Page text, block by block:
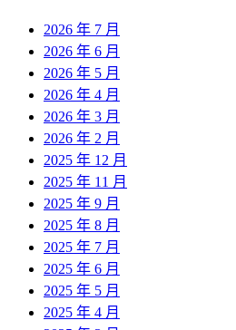
2026 年 7 月
2026 年 6 月
2026 年 5 月
2026 年 4 月
2026 年 3 月
2026 年 2 月
2025 年 12 月
2025 年 11 月
2025 年 9 月
2025 年 8 月
2025 年 7 月
2025 年 6 月
2025 年 5 月
2025 年 4 月